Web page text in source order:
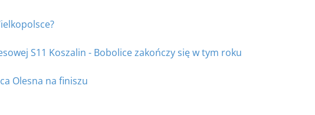
S11 Koszalin - Bobolice zakończy się w tym roku
Olesna na finiszu